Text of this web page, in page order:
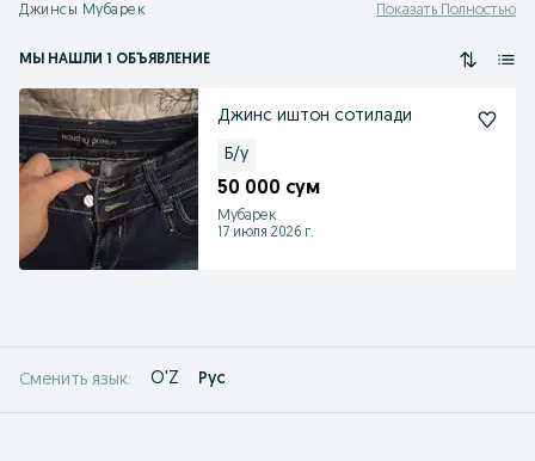
Джинсы Мубарек Показать Полностью
МЫ НАШЛИ 1 ОБЪЯВЛЕНИЕ
Джинс иштон сотилади
Б/у
50 000 сум
Мубарек
17 июля 2026 г.
Сменить язык: O'Z Рус